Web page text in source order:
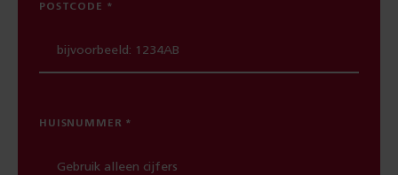
POSTCODE
HUISNUMMER